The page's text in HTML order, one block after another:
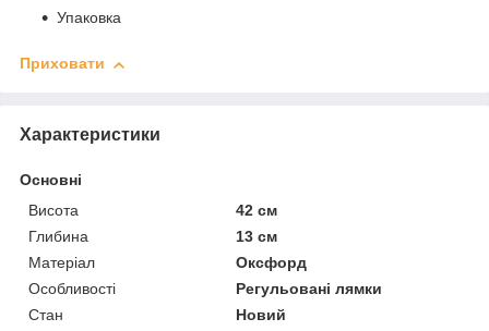
Упаковка
Приховати
Характеристики
Основні
Висота
42 см
Глибина
13 см
Матеріал
Оксфорд
Особливості
Регульовані лямки
Стан
Новий